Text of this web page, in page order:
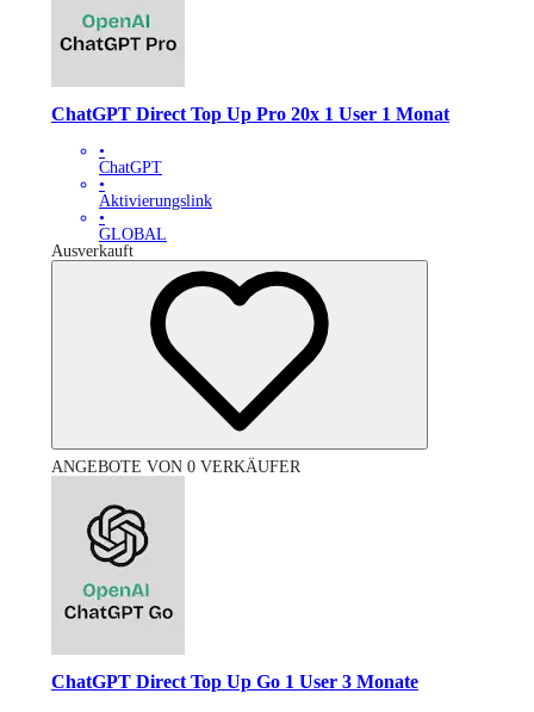
ChatGPT Direct Top Up Pro 20x 1 User 1 Monat
•
ChatGPT
•
Aktivierungslink
•
GLOBAL
Ausverkauft
ANGEBOTE VON 0 VERKÄUFER
ChatGPT Direct Top Up Go 1 User 3 Monate